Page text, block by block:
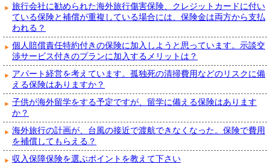
旅行会社に勧められた海外旅行傷害保険、クレジットカードに付い
ている保険と補償が重複している場合には、保険金は両方から支払
われる？
個人賠償責任特約付きの保険に加入しようと思っています。示談交
渉サービス付きのプランに加入するメリットは？
アパート経営を考えています。孤独死の清掃費用などのリスクに備
える保険はありますか？
子供が海外留学をする予定ですが、留学に備える保険はあります
か？
海外旅行の計画が、台風の接近で渡航できなくなった。保険で費用
を補償してもらえる？
収入保障保険を選ぶポイントを教えて下さい